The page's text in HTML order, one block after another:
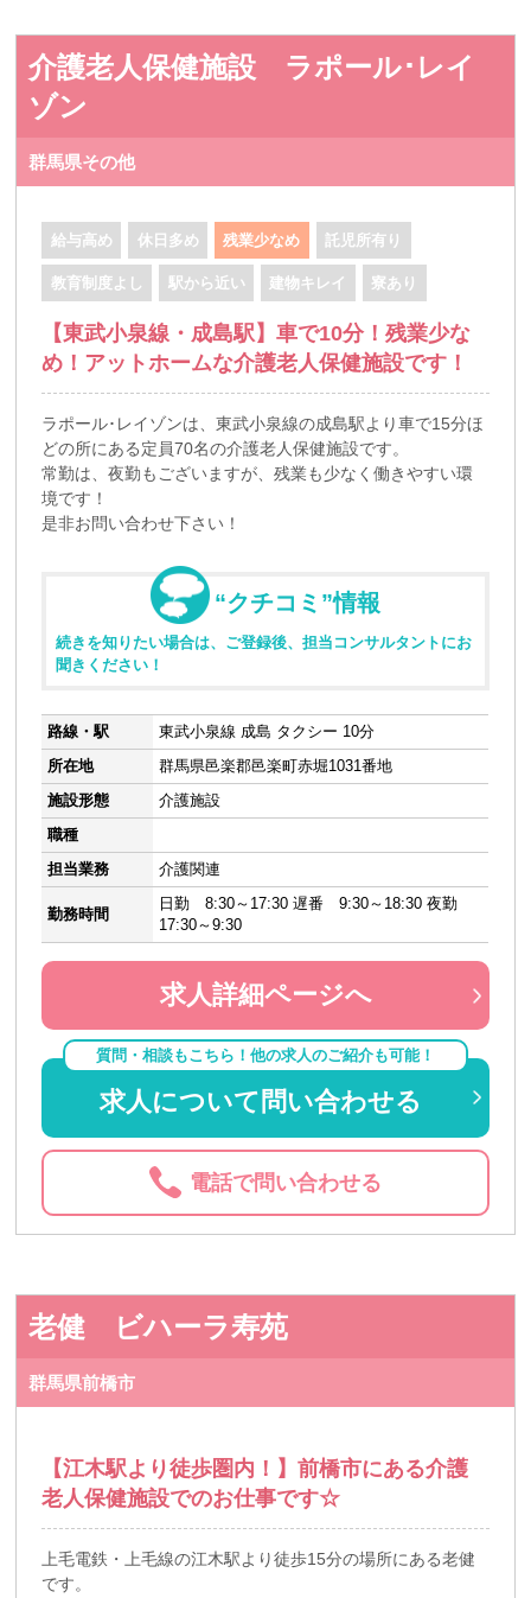
介護老人保健施設 ラポール･レイ
ゾン
群馬県その他
給与高め 休日多め 残業少なめ 託児所有り
教育制度よし 駅から近い 建物キレイ 寮あり
【東武小泉線・成島駅】車で10分！残業少な
め！アットホームな介護老人保健施設です！
ラポール･レイゾンは、東武小泉線の成島駅より車で15分ほ
どの所にある定員70名の介護老人保健施設です。
常勤は、夜勤もございますが、残業も少なく働きやすい環
境です！
是非お問い合わせ下さい！
“クチコミ”情報
続きを知りたい場合は、ご登録後、担当コンサルタントにお
聞きください！
路線・駅
東武小泉線 成島 タクシー 10分
所在地
群馬県邑楽郡邑楽町赤堀1031番地
施設形態
介護施設
職種
担当業務
介護関連
勤務時間
日勤 8:30～17:30 遅番 9:30～18:30 夜勤
17:30～9:30
求人詳細ページへ
質問・相談もこちら！他の求人のご紹介も可能！
求人について問い合わせる
電話で問い合わせる
老健 ビハーラ寿苑
群馬県前橋市
【江木駅より徒歩圏内！】前橋市にある介護
老人保健施設でのお仕事です☆
上毛電鉄・上毛線の江木駅より徒歩15分の場所にある老健
です。